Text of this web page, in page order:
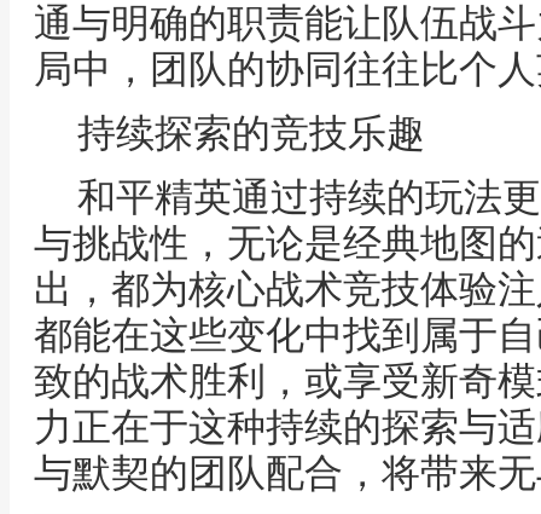
通与明确的职责能让队伍战
局中，团队的协同往往比个
持续探索的竞技乐趣
和平精英通过持续的玩法
与挑战性，无论是经典地图
出，都为核心战术竞技体验
都能在这些变化中找到属于
致的战术胜利，或享受新奇
力正在于这种持续的探索与
与默契的团队配合，将带来